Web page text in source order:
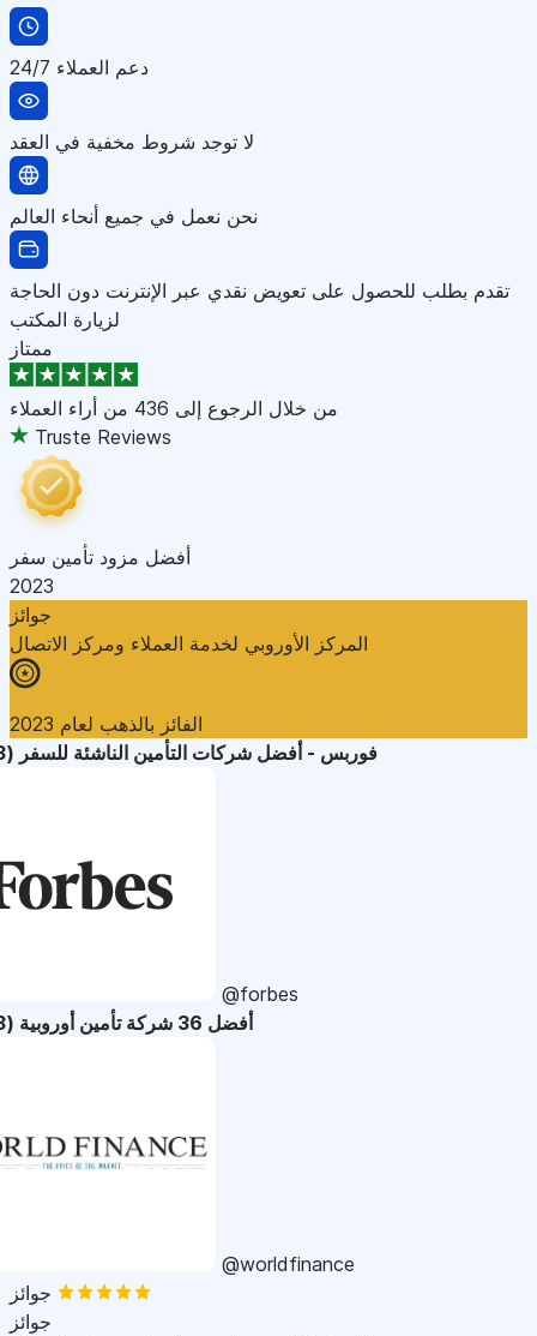
دعم العملاء 24/7
لا توجد شروط مخفية في العقد
نحن نعمل في جميع أنحاء العالم
تقدم بطلب للحصول على تعويض نقدي عبر الإنترنت دون الحاجة
لزيارة المكتب
ممتاز
من خلال الرجوع إلى 436 من أراء العملاء
Truste Reviews
أفضل مزود تأمين سفر
2023
جوائز
المركز الأوروبي لخدمة العملاء ومركز الاتصال
الفائز بالذهب لعام 2023
فوربس - أفضل شركات التأمين الناشئة للسفر (2023)
@forbes
أفضل 36 شركة تأمين أوروبية (2023)
@worldfinance
جوائز